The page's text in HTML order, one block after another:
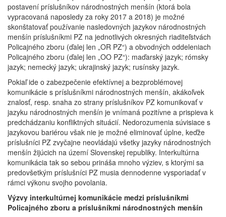
postavení príslušníkov národnostných menšín (ktorá bola
vypracovaná naposledy za roky 2017 a 2018) je možné
skonštatovať používanie nasledovných jazykov národnostných
menšín príslušníkmi PZ na jednotlivých okresných riaditeľstvách
Policajného zboru (ďalej len „OR PZ“) a obvodných oddeleniach
Policajného zboru (ďalej len „OO PZ“): maďarský jazyk; rómsky
jazyk; nemecký jazyk; ukrajinský jazyk; rusínsky jazyk.
Pokiaľ ide o zabezpečenie efektívnej a bezproblémovej
komunikácie s príslušníkmi národnostných menšín, akákoľvek
znalosť, resp. snaha zo strany príslušníkov PZ komunikovať v
jazyku národnostných menšín je vnímaná pozitívne a prispieva k
predchádzaniu konfliktných situácií. Nedorozumenia súvisiace s
jazykovou bariérou však nie je možné eliminovať úplne, keďže
príslušníci PZ zvyčajne neovládajú všetky jazyky národnostných
menšín žijúcich na území Slovenskej republiky. Interkultúrna
komunikácia tak so sebou prináša mnoho výziev, s ktorými sa
predovšetkým príslušníci PZ musia dennodenne vysporiadať v
rámci výkonu svojho povolania.
Výzvy interkultúrnej komunikácie medzi príslušníkmi
Policajného zboru a príslušníkmi národnostných menšín